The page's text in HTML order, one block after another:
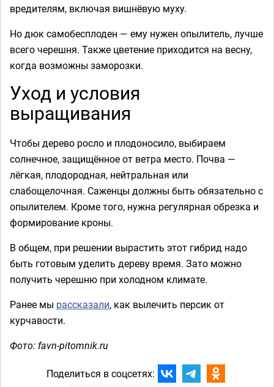
вредителям, включая вишнёвую муху.
Но дюк самобесплоден — ему нужен опылитель, лучше
всего черешня. Также цветение приходится на весну,
когда возможны заморозки.
Уход и условия
выращивания
Чтобы дерево росло и плодоносило, выбираем
солнечное, защищённое от ветра место. Почва —
лёгкая, плодородная, нейтральная или
слабощелочная. Саженцы должны быть обязательно с
опылителем. Кроме того, нужна регулярная обрезка и
формирование кроны.
В общем, при решении вырастить этот гибрид надо
быть готовым уделить дереву время. Зато можно
получить черешню при холодном климате.
Ранее мы рассказали, как вылечить персик от
курчавости.
Фото: favn-pitomnik.ru
Поделиться в соцсетях: